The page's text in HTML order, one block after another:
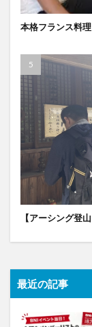
本格フランス料
【アーシング登
最近の記事